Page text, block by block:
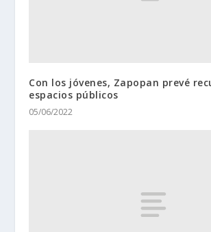
Con los jóvenes, Zapopan prevé
espacios públicos
05/06/2022